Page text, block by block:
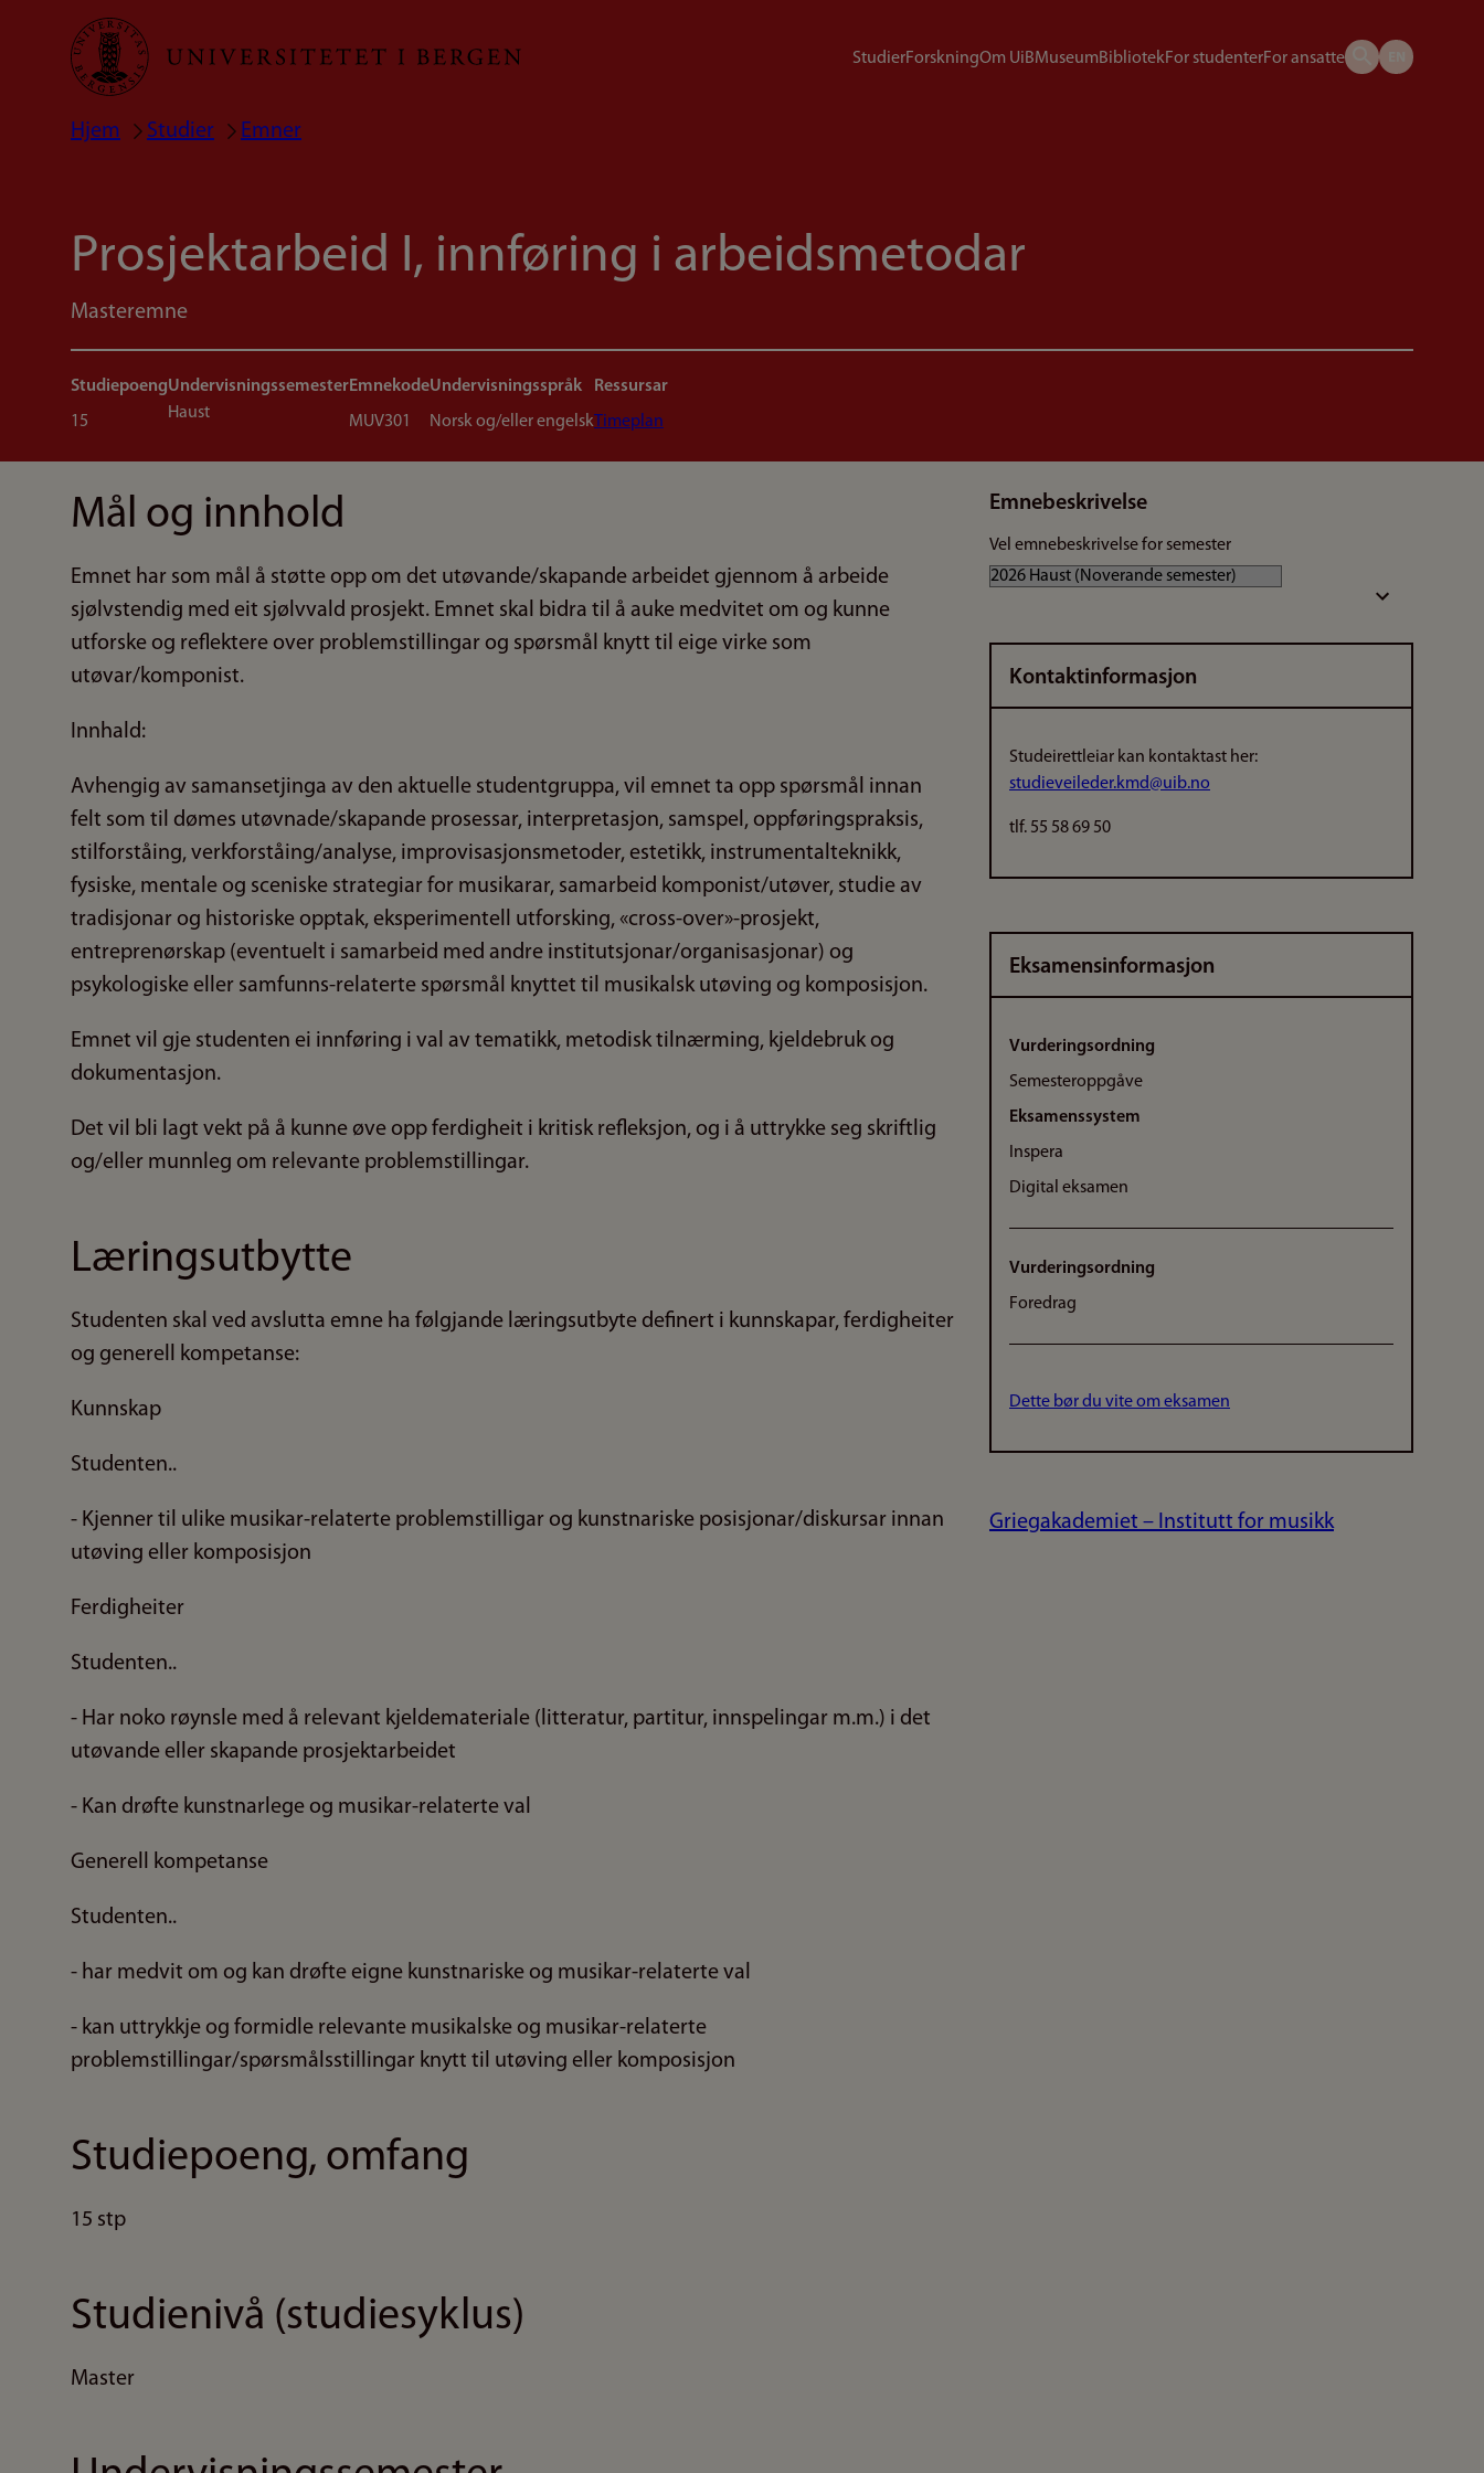
Hopp
hovedinnhold
StudierForskningOm UiBMuseumBibliotekFor studenterFor ansatte
Navigasjonssti
Hjem Studier Emner
Prosjektarbeid I, innføring i arbeidsmetodar
Masteremne
Studiepoeng
15
Undervisningssemester
Haust
Emnekode
MUV301
Undervisningsspråk
Norsk og/eller engelsk
Ressursar
Timeplan
Mål og innhold
Emnet har som mål å støtte opp om det utøvande/skapande arbeidet gjennom å arbeide
sjølvstendig med eit sjølvvald prosjekt. Emnet skal bidra til å auke medvitet om og kunne
utforske og reflektere over problemstillingar og spørsmål knytt til eige virke som
utøvar/komponist.
Innhald:
Avhengig av samansetjinga av den aktuelle studentgruppa, vil emnet ta opp spørsmål innan
felt som til dømes utøvnade/skapande prosessar, interpretasjon, samspel, oppføringspraksis,
stilforståing, verkforståing/analyse, improvisasjonsmetoder, estetikk, instrumentalteknikk,
fysiske, mentale og sceniske strategiar for musikarar, samarbeid komponist/utøver, studie av
tradisjonar og historiske opptak, eksperimentell utforsking, «cross-over»-prosjekt,
entreprenørskap (eventuelt i samarbeid med andre institutsjonar/organisasjonar) og
psykologiske eller samfunns-relaterte spørsmål knyttet til musikalsk utøving og komposisjon.
Emnet vil gje studenten ei innføring i val av tematikk, metodisk tilnærming, kjeldebruk og
dokumentasjon.
Det vil bli lagt vekt på å kunne øve opp ferdigheit i kritisk refleksjon, og i å uttrykke seg skriftlig
og/eller munnleg om relevante problemstillingar.
Læringsutbytte
Studenten skal ved avslutta emne ha følgjande læringsutbyte definert i kunnskapar, ferdigheiter
og generell kompetanse:
Kunnskap
Studenten..
- Kjenner til ulike musikar-relaterte problemstilligar og kunstnariske posisjonar/diskursar innan
utøving eller komposisjon
Ferdigheiter
Studenten..
- Har noko røynsle med å relevant kjeldemateriale (litteratur, partitur, innspelingar m.m.) i det
utøvande eller skapande prosjektarbeidet
- Kan drøfte kunstnarlege og musikar-relaterte val
Generell kompetanse
Studenten..
- har medvit om og kan drøfte eigne kunstnariske og musikar-relaterte val
- kan uttrykkje og formidle relevante musikalske og musikar-relaterte
problemstillingar/spørsmålsstillingar knytt til utøving eller komposisjon
Studiepoeng, omfang
15 stp
Studienivå (studiesyklus)
Master
Emnebeskrivelse
Vel emnebeskrivelse for semester
Kontaktinformasjon
Studeirettleiar kan kontaktast her:
studieveileder.kmd@uib.no
tlf. 55 58 69 50
Eksamensinformasjon
Vurderingsordning
Semesteroppgåve
Eksamenssystem
Inspera
Digital eksamen
Vurderingsordning
Foredrag
Dette bør du vite om eksamen
Griegakademiet – Institutt for musikk